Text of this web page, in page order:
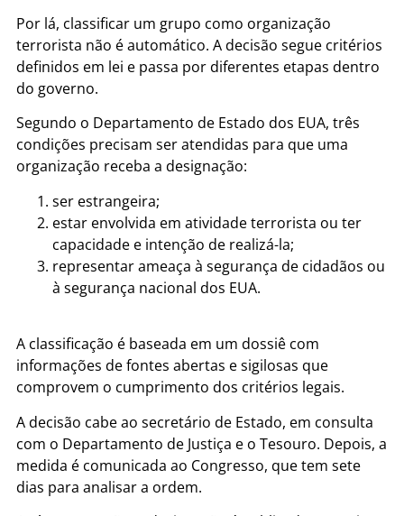
Por lá, classificar um grupo como organização
terrorista não é automático. A decisão segue critérios
definidos em lei e passa por diferentes etapas dentro
do governo.
Segundo o Departamento de Estado dos EUA, três
condições precisam ser atendidas para que uma
organização receba a designação:
ser estrangeira;
estar envolvida em atividade terrorista ou ter
capacidade e intenção de realizá-la;
representar ameaça à segurança de cidadãos ou
à segurança nacional dos EUA.
A classificação é baseada em um dossiê com
informações de fontes abertas e sigilosas que
comprovem o cumprimento dos critérios legais.
A decisão cabe ao secretário de Estado, em consulta
com o Departamento de Justiça e o Tesouro. Depois, a
medida é comunicada ao Congresso, que tem sete
dias para analisar a ordem.